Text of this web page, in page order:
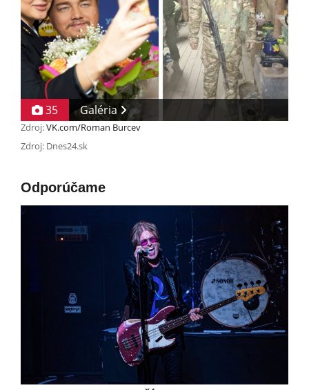
35 Galéria
Zdroj:VK.com/Roman Burcev
Zdroj: Dnes24.sk
Odporúčame